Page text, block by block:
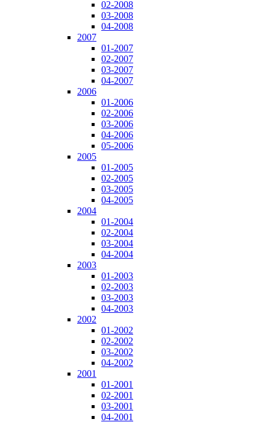
02-2008
03-2008
04-2008
2007
01-2007
02-2007
03-2007
04-2007
2006
01-2006
02-2006
03-2006
04-2006
05-2006
2005
01-2005
02-2005
03-2005
04-2005
2004
01-2004
02-2004
03-2004
04-2004
2003
01-2003
02-2003
03-2003
04-2003
2002
01-2002
02-2002
03-2002
04-2002
2001
01-2001
02-2001
03-2001
04-2001